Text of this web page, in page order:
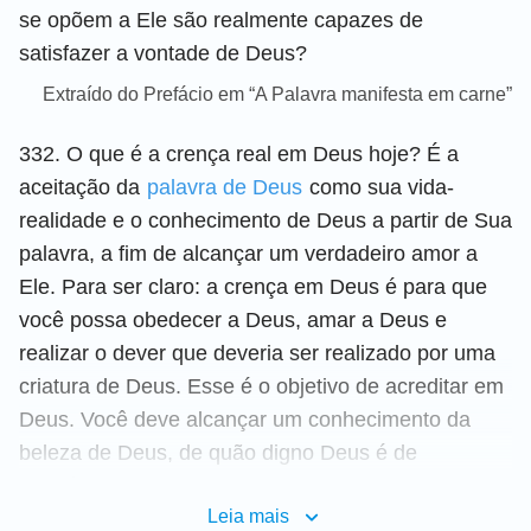
se opõem a Ele são realmente capazes de
satisfazer a vontade de Deus?
Extraído do Prefácio em “A Palavra manifesta em carne”
332. O que é a crença real em Deus hoje? É a
aceitação da palavra de Deus como sua vida-
realidade e o conhecimento de Deus a partir de Sua
palavra, a fim de alcançar um verdadeiro amor a
Ele. Para ser claro: a crença em Deus é para que
você possa obedecer a Deus, amar a Deus e
realizar o dever que deveria ser realizado por uma
criatura de Deus. Esse é o objetivo de acreditar em
Deus. Você deve alcançar um conhecimento da
beleza de Deus, de quão digno Deus é de
realiza a obra da salvação e as torna perfeitas —
Leia mais